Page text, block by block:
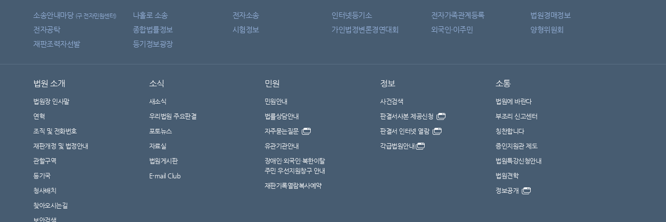
소송안내마당 (구 전자민원센터) 나홀로 소송 전자소송 인터넷등기소 전자가족관계등록
법원경매정보
전자공탁
종합법률정보 시험정보 가인법정변론경연대회 외국인·이주민
양형위원회
재판조력자선발
등기정보광장
법원 소개
법원장 인사말
연혁
조직 및 전화번호
재판개정 및 법정안내
관할구역
등기국
청사배치
찾아오시는길
보안검색
소식
새소식
우리법원 주요판결
포토뉴스
자료실
법원게시판
E-mail Club
민원
민원안내
법률상담안내
자주묻는질문
유관기관안내
장애인·외국인·북한이탈
주민 우선지원창구 안내
재판기록열람복사예약
정보
사건검색
판결서사본 제공신청
판결서 인터넷 열람
각급법원안내
소통
법원에 바란다
부조리 신고센터
칭찬합니다
증인지원관 제도
법원특강신청안내
법원견학
정보공개